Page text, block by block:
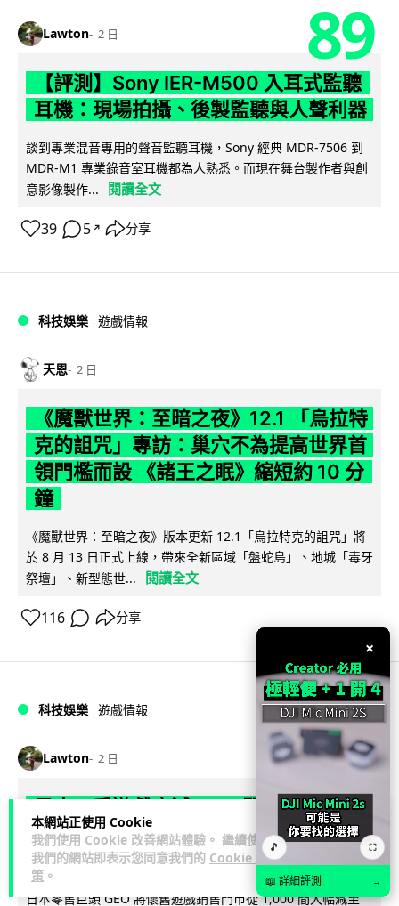
本網站正使用 Cookie
我們使用 Cookie 改善網站體驗。 繼續使用
我們的網站即表示您同意我們的 Cookie 政
策 。
Lawton 2 日 89
【評測】Sony IER-M500 入耳式監聽
耳機：現場拍攝、後製監聽與人聲利器
談到專業混音專用的聲音監聽耳機，Sony 經典 MDR-7506 到
MDR-M1 專業錄音室耳機都為人熟悉。而現在舞台製作者與創
意影像製作...
閱讀全文
39 5 ↗ 分享
科技娛樂 遊戲情報
天恩 2 日
《魔獸世界：至暗之夜》12.1 「烏拉特
克的詛咒」專訪：巢穴不為提高世界首
領門檻而設 《諸王之眠》縮短約 10 分
鐘
《魔獸世界：至暗之夜》版本更新 12.1「烏拉特克的詛咒」將
於 8 月 13 日正式上線，帶來全新區域「盤蛇島」、地城「毒牙
祭壇」、新型態世...
閱讀全文
116 分享
科技娛樂 遊戲情報
Lawton 2 日
日本二手遊戲店減 90% 門市 業績反增
四成 "懷舊"在 Z 世代變成最潮「新鮮
感」
日本零售巨頭 GEO 將懷舊遊戲銷售門市從 1,000 間大幅減至
×
🎵 ⛶
📖 詳細評測 →